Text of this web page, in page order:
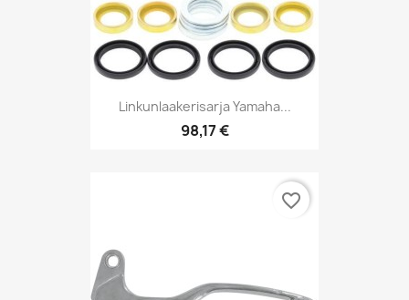
Linkunlaakerisarja Yamaha...
98,17 €
favorite_border